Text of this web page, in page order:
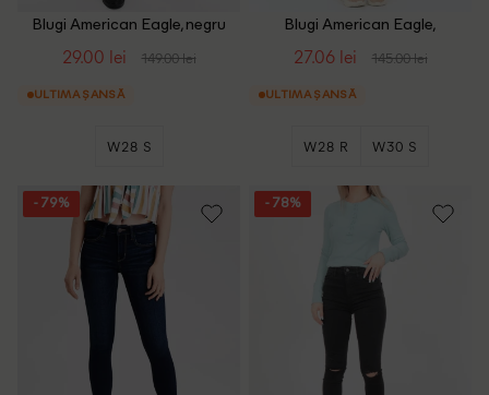
Blugi American Eagle, negru
29.00 lei 149.00 lei
ULTIMA ȘANSĂ
W28 S
Blugi American Eagle,
27.06 lei 145.00 lei
ULTIMA ȘANSĂ
W28 R W30 S
- 79% - 78%